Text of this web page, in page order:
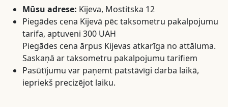
Mūsu adrese: Kijeva, Mostitska 12
Piegādes cena Kijevā pēc taksometru pakalpojumu
tarifa, aptuveni 300 UAH
Piegādes cena ārpus Kijevas atkarīga no attāluma.
Saskaņā ar taksometru pakalpojumu tarifiem
Pasūtījumu var paņemt patstāvīgi darba laikā,
iepriekš precizējot laiku.